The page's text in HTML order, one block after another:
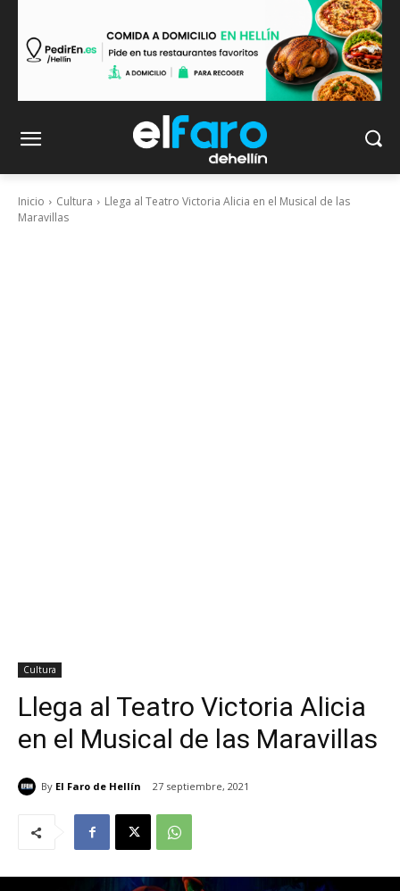
Inicio Cultura
Llega al Teatro Victoria Alicia en el Musical de las
Maravillas
Cultura
Llega al Teatro Victoria Alicia
en el Musical de las Maravillas
By El Faro de Hellín 27 septiembre, 2021